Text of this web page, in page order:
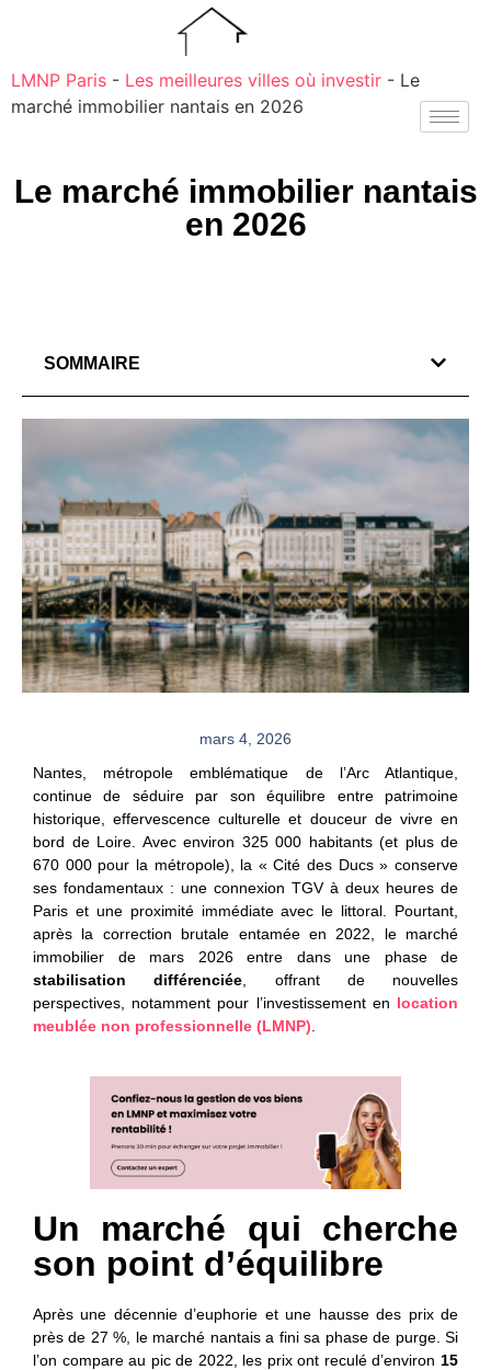
LMNP Paris - Les meilleures villes où investir - Le
marché immobilier nantais en 2026
Le marché immobilier nantais
en 2026
SOMMAIRE
mars 4, 2026
Nantes, métropole emblématique de l’Arc Atlantique,
continue de séduire par son équilibre entre patrimoine
historique, effervescence culturelle et douceur de vivre en
bord de Loire. Avec environ 325 000 habitants (et plus de
670 000 pour la métropole), la « Cité des Ducs » conserve
ses fondamentaux : une connexion TGV à deux heures de
Paris et une proximité immédiate avec le littoral. Pourtant,
après la correction brutale entamée en 2022, le marché
immobilier de mars 2026 entre dans une phase de
stabilisation différenciée, offrant de nouvelles
perspectives, notamment pour l’investissement en location
meublée non professionnelle (LMNP).
Un marché qui cherche
son point d’équilibre
Après une décennie d’euphorie et une hausse des prix de
près de 27 %, le marché nantais a fini sa phase de purge. Si
l’on compare au pic de 2022, les prix ont reculé d’environ 15